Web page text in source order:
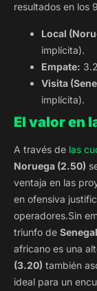
resultados en los
Local
implícita).
Empate:
Visita
implícita).
El valor en
A través de las
Noruega (2.50)
ventaja en las
en ofensiva
operadores.Sin
triunfo de
africano es una
(3.20) también
ideal para un